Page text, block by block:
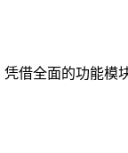
借全面的功能模